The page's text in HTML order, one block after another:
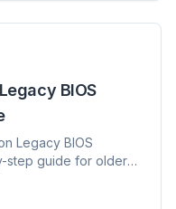
BIOS
Legacy BIOS
step guide for older